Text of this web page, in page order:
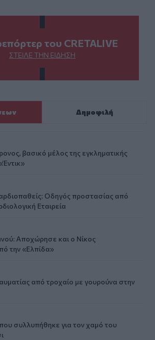
του CRETALIVE
ΣΤΕΊΛΕ ΤΗΝ ΕΊΔΗΣΗ
Δημοφιλή
βασικό μέλος της εγκληματικής
Οδηγός προστασίας από
Εταιρεία
Αποχώρησε και ο Νίκος
την «Ελπίδα»
από τροχαίο με γουρούνα στην
συλλυπήθηκε για τον χαμό του